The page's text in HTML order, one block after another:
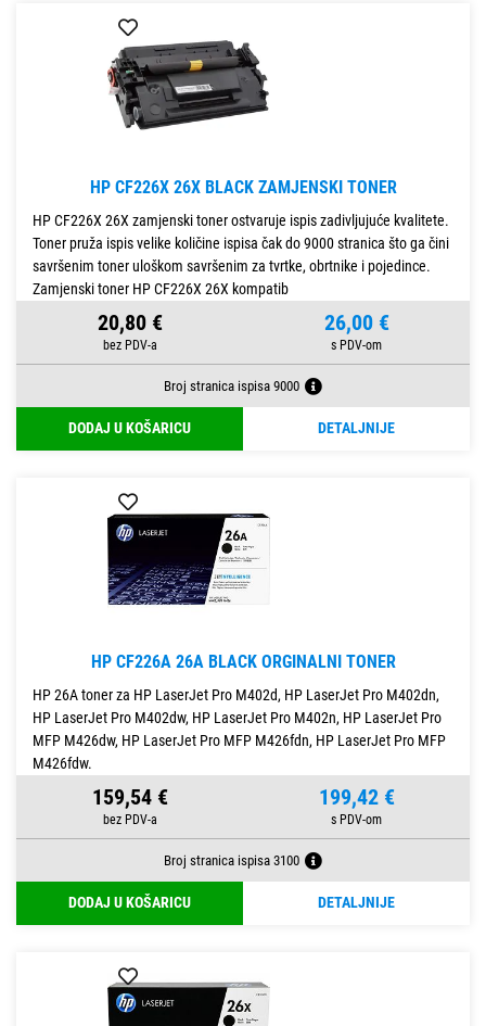
HP CF226X 26X BLACK ZAMJENSKI TONER
HP CF226X 26X zamjenski toner ostvaruje ispis zadivljujuće kvalitete.
Toner pruža ispis velike količine ispisa čak do 9000 stranica što ga čini
savršenim toner uloškom savršenim za tvrtke, obrtnike i pojedince.
Zamjenski toner HP CF226X 26X kompatib
20,80 € 26,00 €
Broj stranica ispisa 9000
DODAJ U KOŠARICU DETALJNIJE
HP CF226A 26A BLACK ORGINALNI TONER
HP 26A toner za HP LaserJet Pro M402d, HP LaserJet Pro M402dn,
HP LaserJet Pro M402dw, HP LaserJet Pro M402n, HP LaserJet Pro
MFP M426dw, HP LaserJet Pro MFP M426fdn, HP LaserJet Pro MFP
M426fdw.
159,54 € 199,42 €
Broj stranica ispisa 3100
DODAJ U KOŠARICU DETALJNIJE